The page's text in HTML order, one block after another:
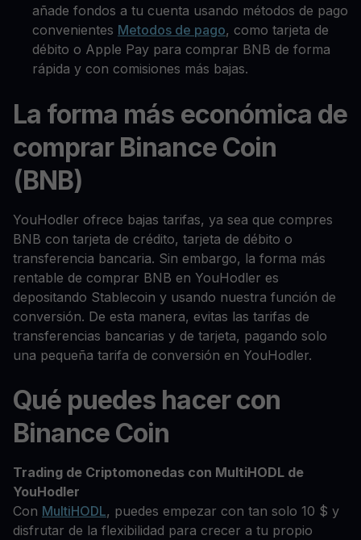
añade fondos a tu cuenta usando métodos de pago
convenientes Metodos de pago, como tarjeta de
débito o Apple Pay para comprar BNB de forma
rápida y con comisiones más bajas.
La forma más económica de
comprar Binance Coin
(BNB)
YouHodler ofrece bajas tarifas, ya sea que compres
BNB con tarjeta de crédito, tarjeta de débito o
transferencia bancaria. Sin embargo, la forma más
rentable de comprar BNB en YouHodler es
depositando Stablecoin y usando nuestra función de
conversión. De esta manera, evitas las tarifas de
transferencias bancarias y de tarjeta, pagando solo
una pequeña tarifa de conversión en YouHodler.
Qué puedes hacer con
Binance Coin
Trading de Criptomonedas con MultiHODL de
YouHodler
Con MultiHODL, puedes empezar con tan solo 10 $ y
disfrutar de la flexibilidad para crecer a tu propio